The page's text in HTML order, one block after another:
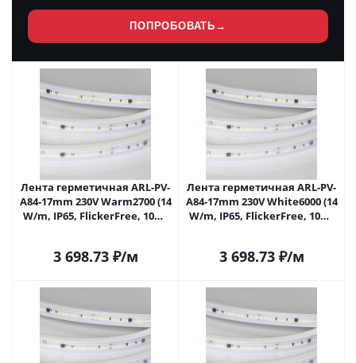
ПОПРОБОВАТЬ →
Лента герметичная ARL-PV-
A84-17mm 230V Warm2700 (14
W/m, IP65, FlickerFree, 10m)
3 698.73₽/м
Лента герметичная ARL-PV-
A84-17mm 230V White6000 (14
W/m, IP65, FlickerFree, 10m)
3 698.73₽/м